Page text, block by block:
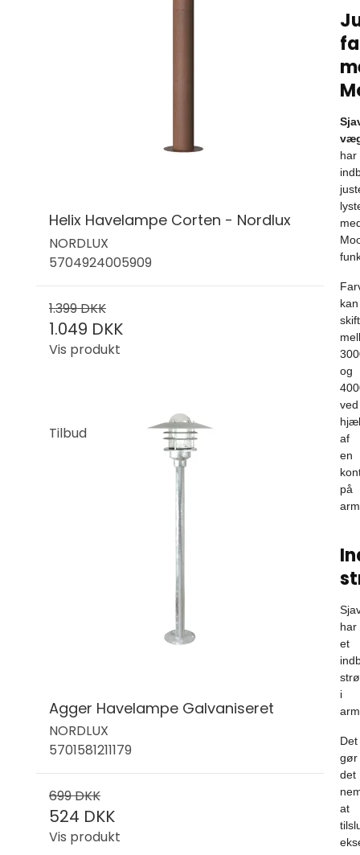
Helix Havelampe Corten - Nordlux
NORDLUX
5704924005909
1.399 DKK
1.049 DKK
Vis produkt
Tilbud
Agger Havelampe Galvaniseret
NORDLUX
5701581211179
699 DKK
524 DKK
Vis produkt
har
kan
og
ved
af
en
på
har
et
i
Det
gør
det
at